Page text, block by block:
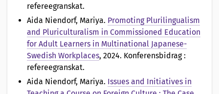
refereegranskat.
Aida Niendorf, Mariya. Promoting Plurilingualism
and Pluriculturalism in Commissioned Education
for Adult Learners in Multinational Japanese-
Swedish Workplaces, 2024. Konferensbidrag :
refereegranskat.
Aida Niendorf, Mariya. Issues and Initiatives in